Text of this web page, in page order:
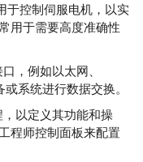
于控制伺服电机，以实
用于需要高度准确性
，例如以太网、
系统进行数据交换。
以定义其功能和操
程师控制面板来配置